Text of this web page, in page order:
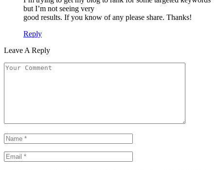
but I’m not seeing very
good results. If you know of any please share. Thanks!
Reply
Leave A Reply